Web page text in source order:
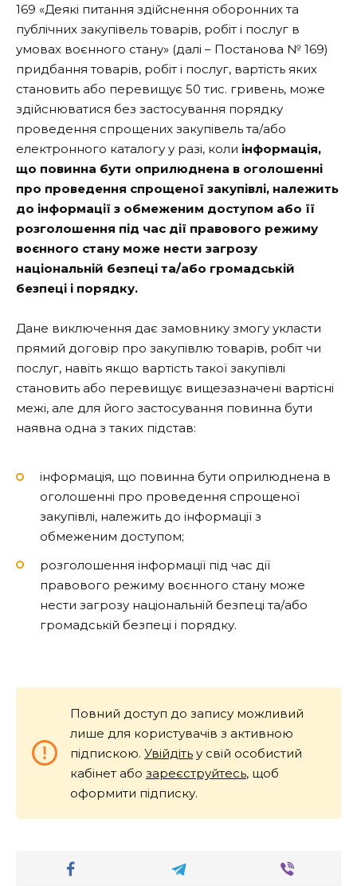
169 «Деякі питання здійснення оборонних та
публічних закупівель товарів, робіт і послуг в
умовах воєнного стану» (далі – Постанова № 169)
придбання товарів, робіт і послуг, вартість яких
становить або перевищує 50 тис. гривень, може
здійснюватися без застосування порядку
проведення спрощених закупівель та/або
електронного каталогу у разі, коли інформація,
що повинна бути оприлюднена в оголошенні
про проведення спрощеної закупівлі, належить
до інформації з обмеженим доступом або її
розголошення під час дії правового режиму
воєнного стану може нести загрозу
національній безпеці та/або громадській
безпеці і порядку.
Дане виключення дає замовнику змогу укласти
прямий договір про закупівлю товарів, робіт чи
послуг, навіть якщо вартість такої закупівлі
становить або перевищує вищезазначені вартісні
межі, але для його застосування повинна бути
наявна одна з таких підстав:
інформація, що повинна бути оприлюднена в
оголошенні про проведення спрощеної
закупівлі, належить до інформації з
обмеженим доступом;
розголошення інформації під час дії
правового режиму воєнного стану може
нести загрозу національній безпеці та/або
громадській безпеці і порядку.
Повний доступ до запису можливий
лише для користувачів з активною
підпискою. Увійдіть у свій особистий
кабінет або зареєструйтесь, щоб
оформити підписку.